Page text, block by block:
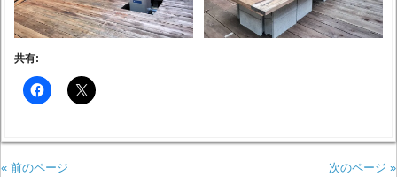
共有:
« 前のページ 次のページ »